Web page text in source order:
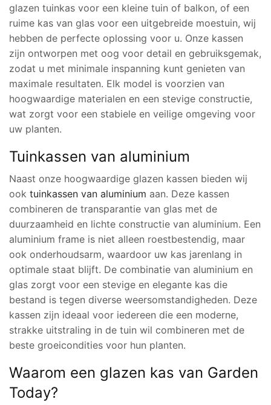
glazen tuinkas voor een kleine tuin of balkon, of een
ruime kas van glas voor een uitgebreide moestuin, wij
hebben de perfecte oplossing voor u. Onze kassen
zijn ontworpen met oog voor detail en gebruiksgemak,
zodat u met minimale inspanning kunt genieten van
maximale resultaten. Elk model is voorzien van
hoogwaardige materialen en een stevige constructie,
wat zorgt voor een stabiele en veilige omgeving voor
uw planten.
Tuinkassen van aluminium
Naast onze hoogwaardige glazen kassen bieden wij
ooktuinkassen van aluminium aan. Deze kassen
combineren de transparantie van glas met de
duurzaamheid en lichte constructie van aluminium. Een
aluminium frame is niet alleen roestbestendig, maar
ook onderhoudsarm, waardoor uw kas jarenlang in
optimale staat blijft. De combinatie van aluminium en
glas zorgt voor een stevige en elegante kas die
bestand is tegen diverse weersomstandigheden. Deze
kassen zijn ideaal voor iedereen die een moderne,
strakke uitstraling in de tuin wil combineren met de
beste groeicondities voor hun planten.
Waarom een glazen kas van Garden
Today?